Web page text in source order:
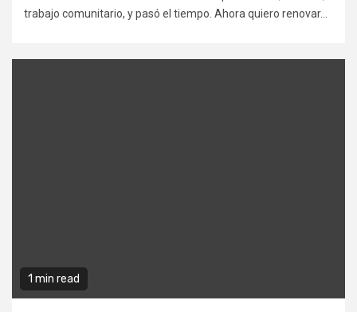
trabajo comunitario, y pasó el tiempo. Ahora quiero renovar...
1 min read